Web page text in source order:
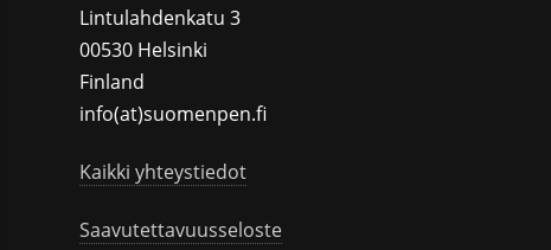
Lintulahdenkatu 3
00530 Helsinki
Finland
info(at)suomenpen.fi
Kaikki yhteystiedot
Saavutettavuusseloste